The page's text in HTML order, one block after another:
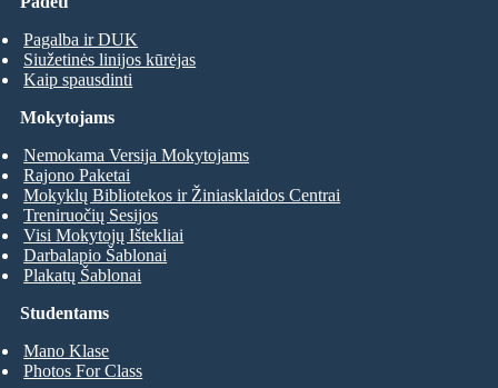
Pagalba ir DUK
Siužetinės linijos kūrėjas
Kaip spausdinti
Studentams
Mano Klase
Photos For Class
Mokytojams
Nemokama Versija Mokytojams
Rajono Paketai
Mokyklų Bibliotekos ir Žiniasklaidos Centrai
Treniruočių Sesijos
Visi Mokytojų Ištekliai
Darbalapio Šablonai
Plakatų Šablonai